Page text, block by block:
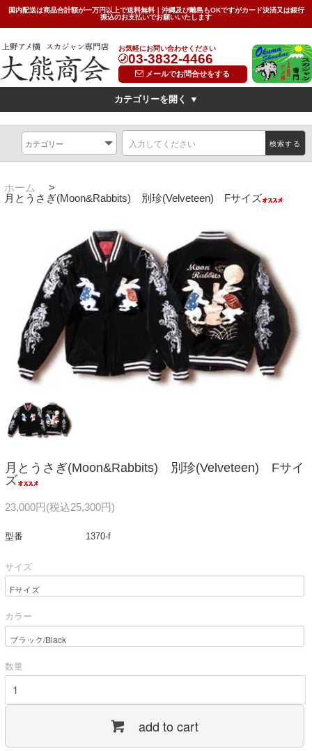
国内配送は商品合計額が一万円以上で送料無料｜沖縄及び離島もOKですがカード決済又は銀行
振込のお支払いでお願いいたします
お気軽にお問い合わせください
03-3832-4466
メールでお問合せをする
カテゴリーを開く ▼
横振刺繍(Hand Embroidered Sukajan)
無地(plain)
その他の柄(others)
キッズ(kids) 特大サイズ(big) 女性対応Sサイズ(small)
サイズ表(Size Chart) お問い合わせ(Contact Us)
検索する
ホーム
>
月とうさぎ(Moon&Rabbits) 別珍(Velveteen) Fサイズ
月とうさぎ(Moon&Rabbits) 別珍(Velveteen) Fサイ
ズ
23,000円(税込25,300円)
型番 1370-f
サイズ
カラー
数量
add to cart